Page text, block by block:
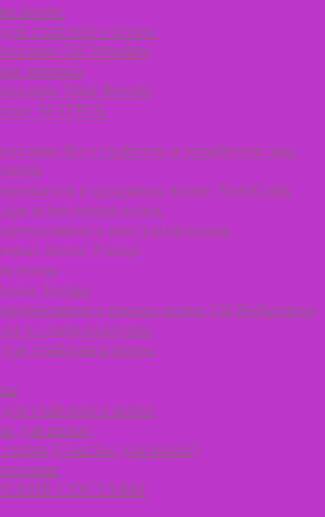
волос
стайлинга волос
Oil Wonders
завивка
Total Results
MATRIX
без сульфатов и парабенов эко-
и кудрявых волос NutriCurls
осветления волос
восстановления
волос Fusion
волос
Invigo
блеска волос Oil Reflections
и стабилизаторы
стайлинга волос
стайлинга волос
для волос
(Счастье для волос)
СОСТАВЫ